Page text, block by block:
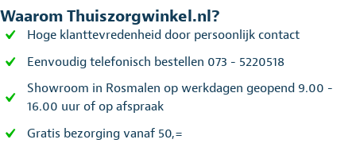
Waarom Thuiszorgwinkel.nl?
Hoge klanttevredenheid door persoonlijk contact
Eenvoudig telefonisch bestellen 073 - 5220518
Showroom in Rosmalen op werkdagen geopend 9.00 -
16.00 uur of op afspraak
Gratis bezorging vanaf 50,=